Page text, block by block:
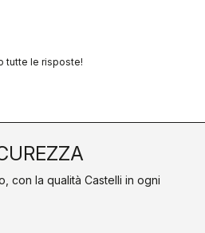
tutte le risposte!
con la qualità Castelli in ogni